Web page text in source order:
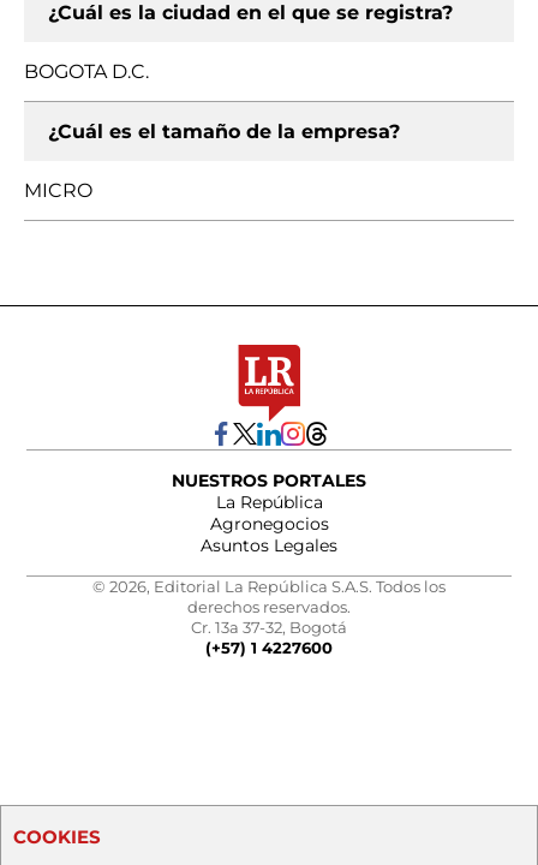
¿Cuál es la ciudad en el que se registra?
BOGOTA D.C.
¿Cuál es el tamaño de la empresa?
MICRO
NUESTROS PORTALES
La República
Agronegocios
Asuntos Legales
© 2026, Editorial La República S.A.S. Todos los
derechos reservados.
Cr. 13a 37-32, Bogotá
(+57) 1 4227600
COOKIES